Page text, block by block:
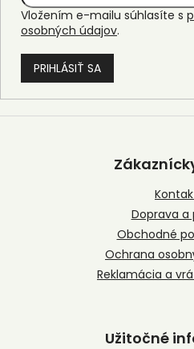
Vložením e-mailu súhlasíte s
osobných údajov.
PRIHLÁSIŤ SA
Z
Doprava a
Obchodné
Ochrana
Reklamácia a
Užitočné